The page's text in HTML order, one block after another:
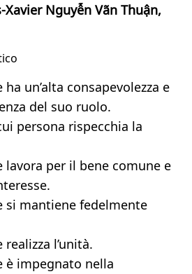
Xavier Nguyễn Vãn Thuận,
un’alta consapevolezza e
del suo ruolo.
persona rispecchia la
per il bene comune e
si mantiene fedelmente
l’unità.
è impegnato nella